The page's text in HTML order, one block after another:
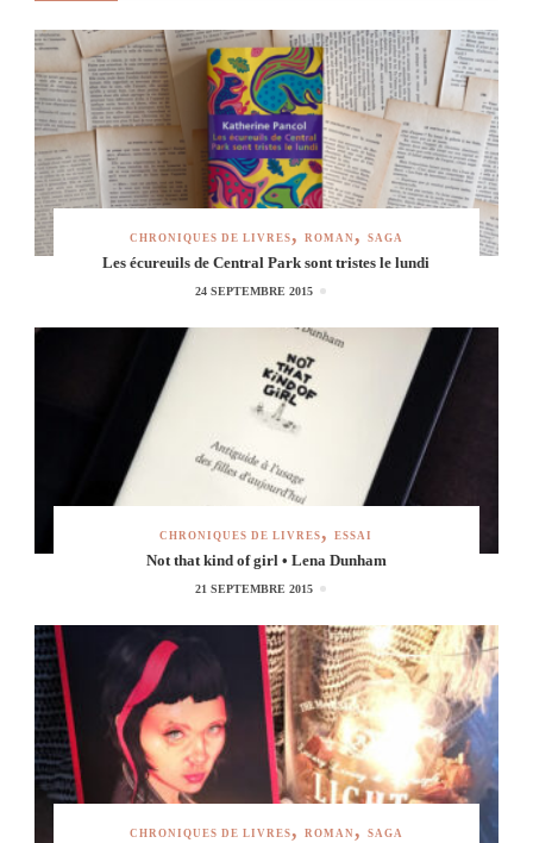
CHRONIQUES DE LIVRES ROMAN SAGA
Les écureuils de Central Park sont tristes le lundi
24 SEPTEMBRE 2015
CHRONIQUES DE LIVRES ESSAI
Not that kind of girl • Lena Dunham
21 SEPTEMBRE 2015
CHRONIQUES DE LIVRES ROMAN SAGA